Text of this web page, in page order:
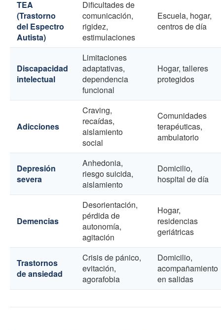
TEA
(Trastorno
del Espectro
Autista)
Dificultades de
comunicación,
rigidez,
estimulaciones
Escuela, hogar,
centros de día
Discapacidad
intelectual
Limitaciones
adaptativas,
dependencia
funcional
Hogar, talleres
protegidos
Adicciones
Craving,
recaídas,
aislamiento
social
Comunidades
terapéuticas,
ambulatorio
Depresión
severa
Anhedonia,
riesgo suicida,
aislamiento
Domicilio,
hospital de día
Demencias
Desorientación,
pérdida de
autonomía,
agitación
Hogar,
residencias
geriátricas
Trastornos
de ansiedad
Crisis de pánico,
evitación,
agorafobia
Domicilio,
acompañamiento
en salidas